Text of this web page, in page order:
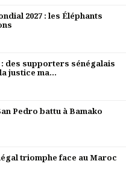
2027 : les Éléphants
: des supporters sénégalais
justice ma...
Pedro battu à Bamako
triomphe face au Maroc